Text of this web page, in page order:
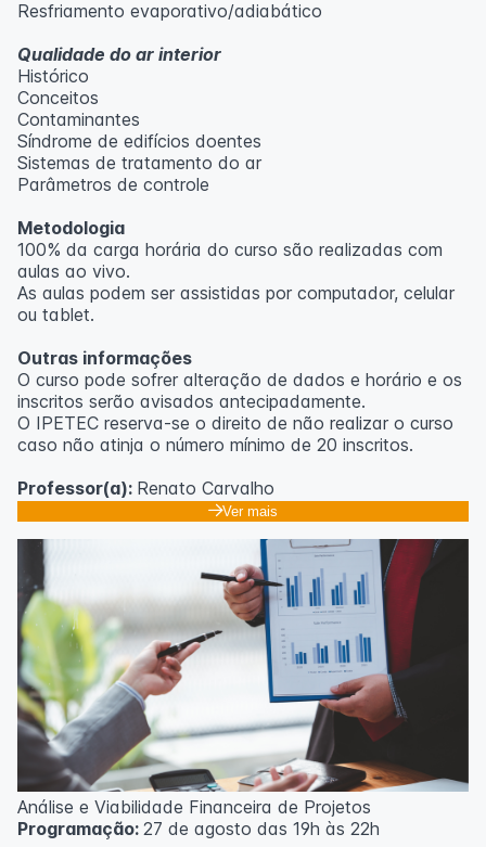
Resfriamento evaporativo/adiabático
Qualidade do ar interior
Histórico
Conceitos
Contaminantes
Síndrome de edifícios doentes
Sistemas de tratamento do ar
Parâmetros de controle
Metodologia
100% da carga horária do curso são realizadas com
aulas ao vivo.
As aulas podem ser assistidas por computador, celular
ou tablet.
Outras informações
O curso pode sofrer alteração de dados e horário e os
inscritos serão avisados ​​antecipadamente.
O IPETEC reserva-se o direito de não realizar o curso
caso não atinja o número mínimo de 20 inscritos.
Professor(a): Renato Carvalho
Ver mais
Análise e Viabilidade Financeira de Projetos
Programação: 27 de agosto das 19h às 22h